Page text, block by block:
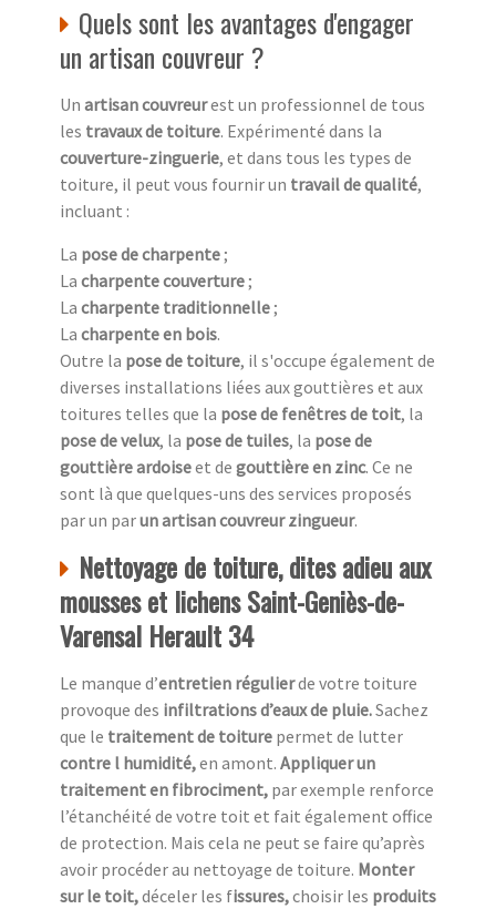
Quels sont les avantages d'engager
un artisan couvreur ?
Un artisan couvreurest un professionnel de tous
les travaux de toiture. Expérimenté dans la
couverture-zinguerie, et dans tous les types de
toiture, il peut vous fournir un travail de qualité,
incluant :
La pose de charpente ;
La charpente couverture ;
La charpente traditionnelle ;
La charpente en bois.
Outre la pose de toiture, il s'occupe également de
diverses installations liées aux gouttières et aux
toitures telles que la pose de fenêtres de toit, la
pose de velux, la pose de tuiles, la pose de
gouttière ardoiseet de gouttière en zinc. Ce ne
sont là que quelques-uns des services proposés
par un parun artisan couvreur zingueur.
Nettoyage de toiture, dites adieu aux
mousses et lichens Saint-Geniès-de-
Varensal Herault 34
Le manque d’entretien régulierde votre toiture
provoque des infiltrations d’eaux de pluie.Sachez
que le traitement de toiture permet de lutter
contre l humidité,en amont. Appliquer un
traitement en fibrociment, par exemple renforce
l’étanchéité de votre toit et fait également office
de protection. Mais cela ne peut se faire qu’après
avoir procéder au nettoyage de toiture. Monter
sur le toit,déceler les fissures,choisir les produits